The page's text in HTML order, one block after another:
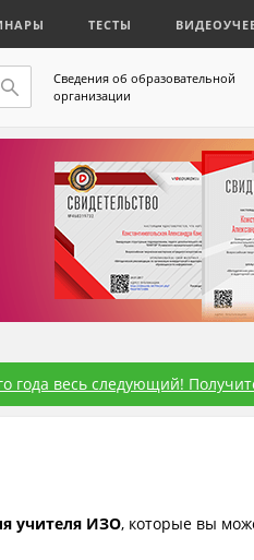
ТЕСТЫ
Сведения об образовательной
организации
года весь следующий!
учителя ИЗО, которые вы